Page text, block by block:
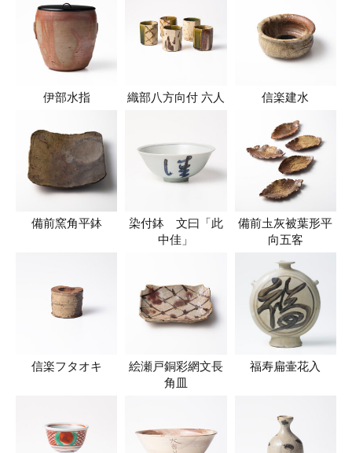
伊部水指 織部八方向付 六人 信楽建水
備前窯角平鉢
染付鉢 文曰「此
中佳」
備前圡灰被葉形平
向五客
信楽フタオキ
絵瀬戸銅彩網文長
角皿
福寿扁壷花入